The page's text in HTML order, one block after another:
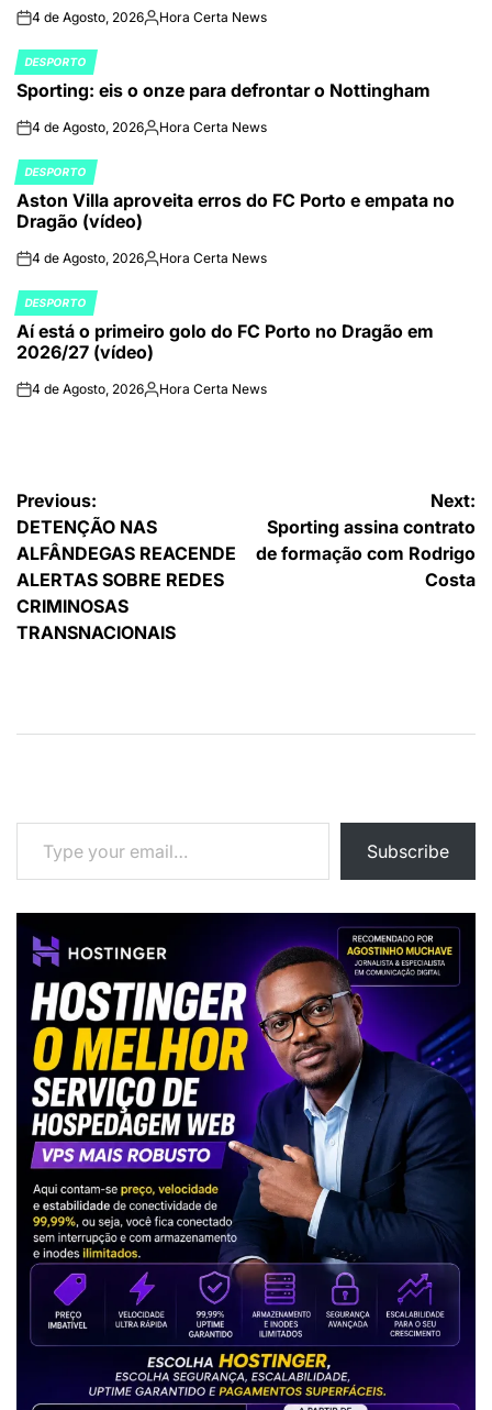
on4 de Agosto, 2026Publicado
Hora Certa News
POSTED
IN
DESPORTO
Sporting: eis o onze para defrontar o Nottingham
on4 de Agosto, 2026Publicado
Hora Certa News
POSTED
IN
DESPORTO
Aston Villa aproveita erros do FC Porto e empata no
Dragão (vídeo)
on4 de Agosto, 2026Publicado
Hora Certa News
POSTED
IN
DESPORTO
Aí está o primeiro golo do FC Porto no Dragão em
2026/27 (vídeo)
on4 de Agosto, 2026Publicado
Hora Certa News
Navegação
de
artigos
Previous:
DETENÇÃO NAS
ALFÂNDEGAS REACENDE
ALERTAS SOBRE REDES
CRIMINOSAS
TRANSNACIONAIS
Next:
Sporting assina contrato
de formação com Rodrigo
Costa
Type your email…
Subscribe